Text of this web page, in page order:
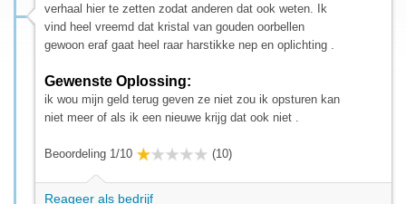
verhaal hier te zetten zodat anderen dat ook weten. Ik
vind heel vreemd dat kristal van gouden oorbellen
gewoon eraf gaat heel raar harstikke nep en oplichting .
Gewenste Oplossing:
ik wou mijn geld terug geven ze niet zou ik opsturen kan
niet meer of als ik een nieuwe krijg dat ook niet .
Beoordeling 1/10 (10)
Reageer als bedrijf